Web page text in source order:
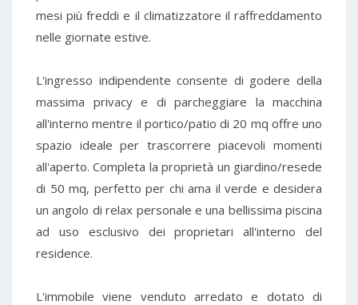
mesi più freddi e il climatizzatore il raffreddamento
nelle giornate estive.
L'ingresso indipendente consente di godere della
massima privacy e di parcheggiare la macchina
all'interno mentre il portico/patio di 20 mq offre uno
spazio ideale per trascorrere piacevoli momenti
all'aperto. Completa la proprietà un giardino/resede
di 50 mq, perfetto per chi ama il verde e desidera
un angolo di relax personale e una bellissima piscina
ad uso esclusivo dei proprietari all'interno del
residence.
L'immobile viene venduto arredato e dotato di